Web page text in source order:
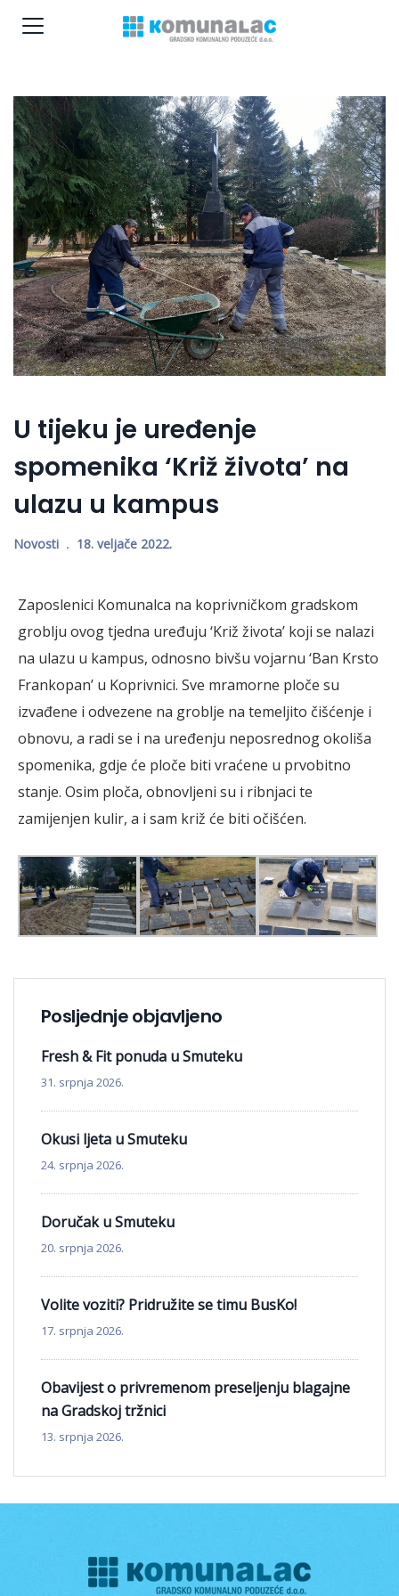
U tijeku je uređenje
spomenika ‘Križ života’ na
ulazu u kampus
Novosti 18. veljače 2022.
Zaposlenici Komunalca na koprivničkom gradskom
groblju ovog tjedna uređuju ‘Križ života’ koji se nalazi
na ulazu u kampus, odnosno bivšu vojarnu ‘Ban Krsto
Frankopan’ u Koprivnici. Sve mramorne ploče su
izvađene i odvezene na groblje na temeljito čišćenje i
obnovu, a radi se i na uređenju neposrednog okoliša
spomenika, gdje će ploče biti vraćene u prvobitno
stanje. Osim ploča, obnovljeni su i ribnjaci te
zamijenjen kulir, a i sam križ će biti očišćen.
Posljednje objavljeno
Fresh & Fit ponuda u Smuteku
31. srpnja 2026.
Okusi ljeta u Smuteku
24. srpnja 2026.
Doručak u Smuteku
20. srpnja 2026.
Volite voziti? Pridružite se timu BusKo!
17. srpnja 2026.
Obavijest o privremenom preseljenju blagajne
na Gradskoj tržnici
13. srpnja 2026.